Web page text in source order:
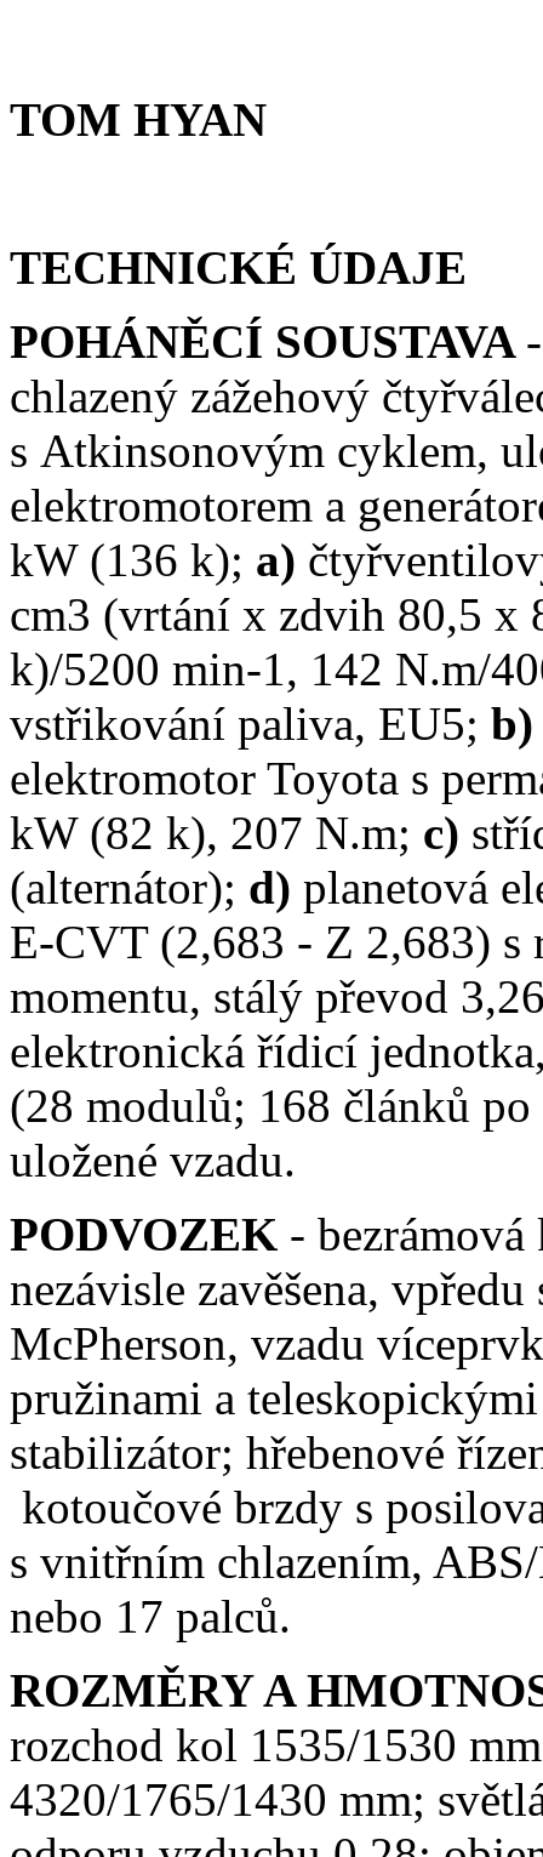
TOM HYAN
TECHNICKÉ ÚDAJE
POHÁNĚCÍ SOUSTAVA
chlazený zážehový
s Atkinsonovým cyklem,
elektromotorem a
kW (136 k); a)
cm3 (vrtání x zdvih 80,5 x
k)/5200 min-1, 142 N.m/
vstřikování paliva, EU5;
elektromotor Toyota s
kW (82 k), 207 N.m; c)
(alternátor); d) planetová
E-CVT (2,683 - Z 2,683) s
momentu, stálý převod
elektronická řídicí
(28 modulů; 168 článků
uložené vzadu.
PODVOZEK -
nezávisle zavěšena,
McPherson, vzadu
pružinami a
stabilizátor; hřebenové
kotoučové brzdy s
s vnitřním chlazením,
nebo 17 palců.
ROZMĚRY A
rozchod kol 1535/1530
4320/1765/1430 mm;